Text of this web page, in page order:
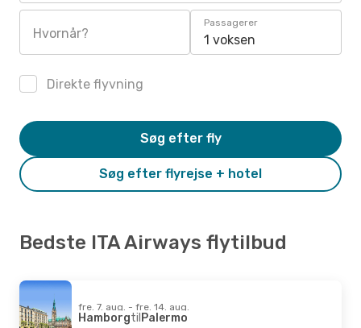
Hvornår?
Passagerer
1 voksen
Direkte flyvning
Søg efter flyrejse + hotel
Søg efter fly
Bedste ITA Airways flytilbud
fre. 7. aug. - fre. 14. aug.
HamborgtilPalermo